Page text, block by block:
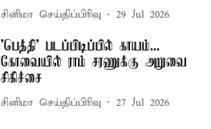
சினிமா செய்திப்பிரிவு 29 Jul 2026
'பெத்தி' படப்பிடிப்பில் காயம்...
கோவையில் ராம் சரணுக்கு அறுவை
சிகிச்சை
சினிமா செய்திப்பிரிவு 27 Jul 2026